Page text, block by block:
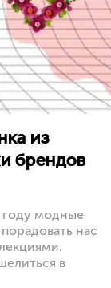
из
брендов
году модные
нас
в